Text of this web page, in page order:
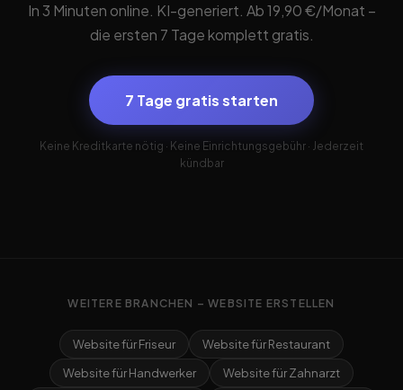
In 3 Minuten online. KI-generiert. Ab 19,90 €/Monat –
die ersten 7 Tage komplett gratis.
7 Tage gratis starten
Keine Kreditkarte nötig · Keine Einrichtungsgebühr · Jederzeit
kündbar
WEITERE BRANCHEN – WEBSITE ERSTELLEN
Website für Friseur
Website für Restaurant
Website für Handwerker
Website für Zahnarzt